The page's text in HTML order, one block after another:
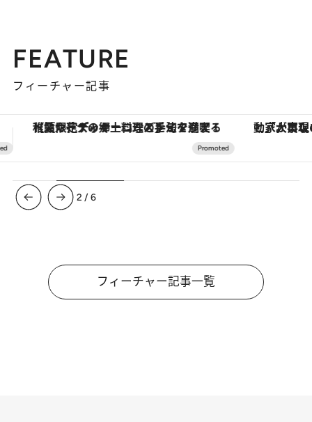
FEATURE
フィーチャー記事
「大事なのは地域の意識を変えること」。ロレックス賞受賞の自然保護活動家が実現させたナイジェリアの自然環境の復活
3 /6
フィーチャー記事一覧